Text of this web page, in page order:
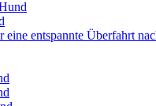
entspannte Überfahrt